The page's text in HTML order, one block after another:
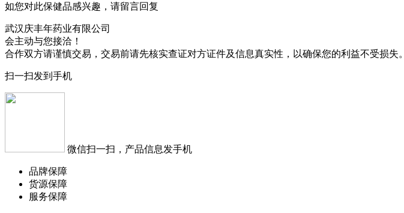
如您对此保健品感兴趣，请留言回复
武汉庆丰年药业有限公司
会主动与您接洽！
合作双方请谨慎交易，交易前请先核实查证对方证件及信息真实性，以确保您的利益不受损失。
扫一扫发到手机
微信扫一扫，产品信息发手机
品牌保障
货源保障
服务保障